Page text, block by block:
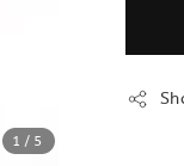
1 /5